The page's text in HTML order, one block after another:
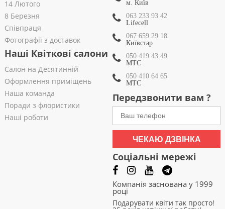
14 Лютого
8 Березня
Співпраця
Фотографії з доставок
Наші Квіткові салони
Салон на Десятинній
Оформлення приміщень
Наша команда
Поради з флористики
Наші роботи
м. Київ
063 233 93 42
Lifecell
067 659 29 18
Київстар
050 419 43 49
МТС
050 410 64 65
МТС
Передзвонити вам ?
ЧЕКАЮ ДЗВІНКА
Соціальні мережі
Компанія заснована у 1999
році
Подарувати квіти так просто!